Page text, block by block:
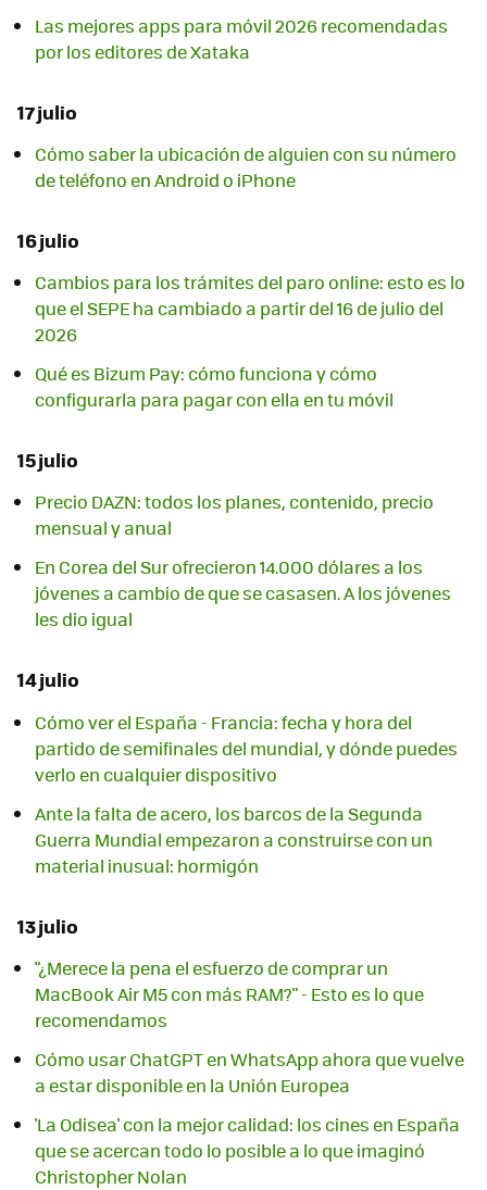
Las mejores apps para móvil 2026 recomendadas
por los editores de Xataka
17 julio
Cómo saber la ubicación de alguien con su número
de teléfono en Android o iPhone
16 julio
Cambios para los trámites del paro online: esto es lo
que el SEPE ha cambiado a partir del 16 de julio del
2026
Qué es Bizum Pay: cómo funciona y cómo
configurarla para pagar con ella en tu móvil
15 julio
Precio DAZN: todos los planes, contenido, precio
mensual y anual
En Corea del Sur ofrecieron 14.000 dólares a los
jóvenes a cambio de que se casasen. A los jóvenes
les dio igual
14 julio
Cómo ver el España - Francia: fecha y hora del
partido de semifinales del mundial, y dónde puedes
verlo en cualquier dispositivo
Ante la falta de acero, los barcos de la Segunda
Guerra Mundial empezaron a construirse con un
material inusual: hormigón
13 julio
"¿Merece la pena el esfuerzo de comprar un
MacBook Air M5 con más RAM?" - Esto es lo que
recomendamos
Cómo usar ChatGPT en WhatsApp ahora que vuelve
a estar disponible en la Unión Europea
'La Odisea' con la mejor calidad: los cines en España
que se acercan todo lo posible a lo que imaginó
Christopher Nolan